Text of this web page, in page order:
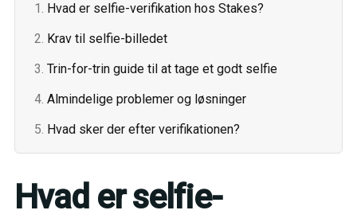
Hvad er selfie-verifikation hos Stakes?
Krav til selfie-billedet
Trin-for-trin guide til at tage et godt selfie
Almindelige problemer og løsninger
Hvad sker der efter verifikationen?
Hvad er selfie-